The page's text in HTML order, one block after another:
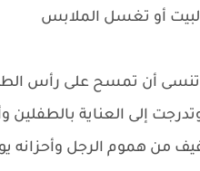
أو تغسل الملابس
تنسى أن تمسح على رأس
إلى العناية
من هموم الرجل وأحزانه